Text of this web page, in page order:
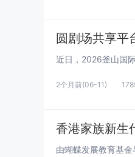
圆剧场共享平
近日，2026釜山国
2个月前(06-11)
香港家族新生